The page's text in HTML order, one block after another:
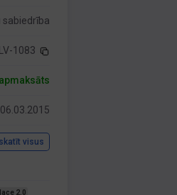
sabiedrība
1083
visus
2.0